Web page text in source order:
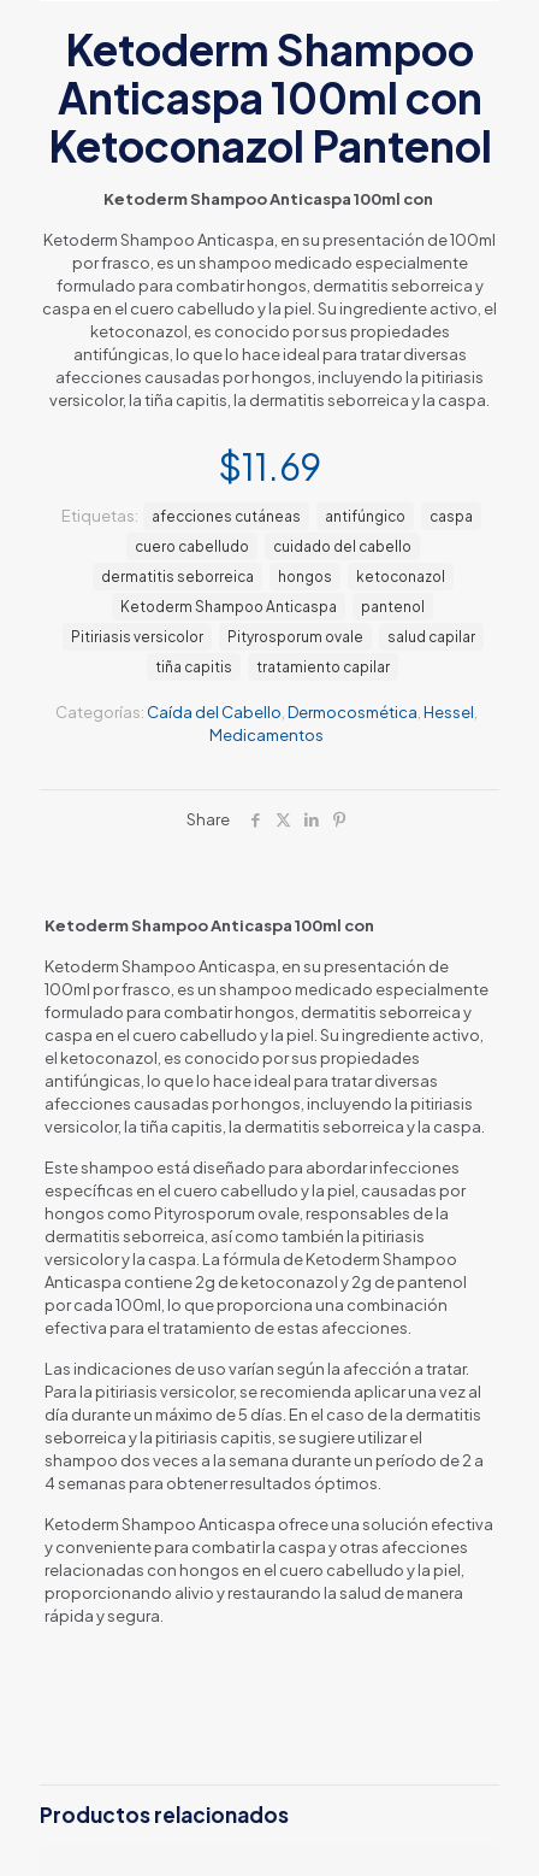
Ketoderm Shampoo
Anticaspa 100ml con
Ketoconazol Pantenol
Ketoderm Shampoo Anticaspa 100ml con
Ketoderm Shampoo Anticaspa, en su presentación de 100ml
por frasco, es un shampoo medicado especialmente
formulado para combatir hongos, dermatitis seborreica y
caspa en el cuero cabelludo y la piel. Su ingrediente activo, el
ketoconazol, es conocido por sus propiedades
antifúngicas, lo que lo hace ideal para tratar diversas
afecciones causadas por hongos, incluyendo la pitiriasis
versicolor, la tiña capitis, la dermatitis seborreica y la caspa.
$11.69
Categorías: Caída del Cabello Dermocosmética Hessel
Medicamentos
Etiquetas: afecciones cutáneas antifúngico
caspa
cuero cabelludo
cuidado del cabello
dermatitis seborreica
hongos
ketoconazol
Ketoderm Shampoo Anticaspa
pantenol
Pitiriasis versicolor
Pityrosporum ovale
salud capilar
tiña capitis
tratamiento capilar
Share
Ketoderm Shampoo Anticaspa 100ml con
Ketoderm Shampoo Anticaspa, en su presentación de
100ml por frasco, es un shampoo medicado especialmente
formulado para combatir hongos, dermatitis seborreica y
caspa en el cuero cabelludo y la piel. Su ingrediente activo,
el ketoconazol, es conocido por sus propiedades
antifúngicas, lo que lo hace ideal para tratar diversas
afecciones causadas por hongos, incluyendo la pitiriasis
versicolor, la tiña capitis, la dermatitis seborreica y la caspa.
Este shampoo está diseñado para abordar infecciones
específicas en el cuero cabelludo y la piel, causadas por
hongos como Pityrosporum ovale, responsables de la
dermatitis seborreica, así como también la pitiriasis
versicolor y la caspa. La fórmula de Ketoderm Shampoo
Anticaspa contiene 2g de ketoconazol y 2g de pantenol
por cada 100ml, lo que proporciona una combinación
efectiva para el tratamiento de estas afecciones.
Las indicaciones de uso varían según la afección a tratar.
Para la pitiriasis versicolor, se recomienda aplicar una vez al
día durante un máximo de 5 días. En el caso de la dermatitis
seborreica y la pitiriasis capitis, se sugiere utilizar el
shampoo dos veces a la semana durante un período de 2 a
4 semanas para obtener resultados óptimos.
Ketoderm Shampoo Anticaspa ofrece una solución efectiva
y conveniente para combatir la caspa y otras afecciones
relacionadas con hongos en el cuero cabelludo y la piel,
proporcionando alivio y restaurando la salud de manera
rápida y segura.
Productos relacionados